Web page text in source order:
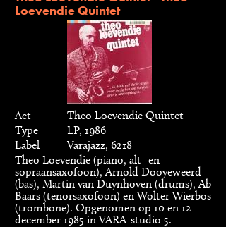
Loevendie Quintet
Act
Theo Loevendie Quintet
Type
LP, 1986
Label
Varajazz, 6218
Theo Loevendie (piano, alt- en
sopraansaxofoon), Arnold Dooyeweerd
(bas), Martin van Duynhoven (drums), Ab
Baars (tenorsaxofoon) en Wolter Wierbos
(trombone). Opgenomen op 10 en 12
december 1985 in VARA-studio 5.